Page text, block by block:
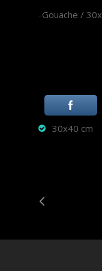
-Gouache /
30x40 cm